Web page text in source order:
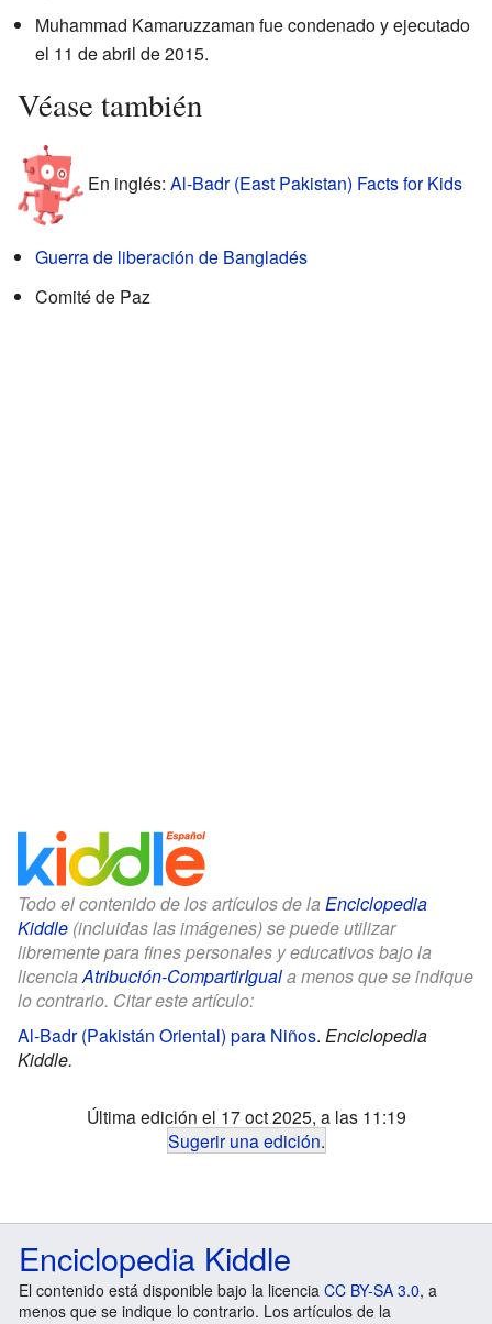
Muhammad Kamaruzzaman fue condenado y ejecutado
el 11 de abril de 2015.
Véase también
En inglés: Al-Badr (East Pakistan) Facts for Kids
Guerra de liberación de Bangladés
Comité de Paz
Todo el contenido de los artículos de la Enciclopedia
Kiddle (incluidas las imágenes) se puede utilizar
libremente para fines personales y educativos bajo la
licenciaAtribución-CompartirIguala menos que se indique
lo contrario. Citar este artículo:
Al-Badr (Pakistán Oriental) para Niños. Enciclopedia
Kiddle.
Última edición el 17 oct 2025, a las 11:19
Sugerir una edición.
Enciclopedia Kiddle
El contenido está disponible bajo la licencia CC BY-SA 3.0, a
menos que se indique lo contrario. Los artículos de la